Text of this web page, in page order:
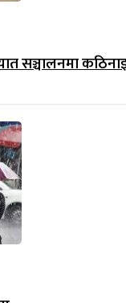
सञ्चालनमा